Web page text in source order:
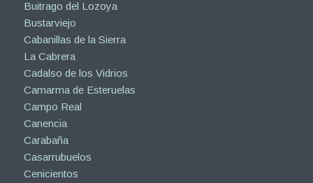
Buitrago del Lozoya
Bustarviejo
Cabanillas de la Sierra
La Cabrera
Cadalso de los Vidrios
Camarma de Esteruelas
Campo Real
Canencia
Carabaña
Casarrubuelos
Cenicientos